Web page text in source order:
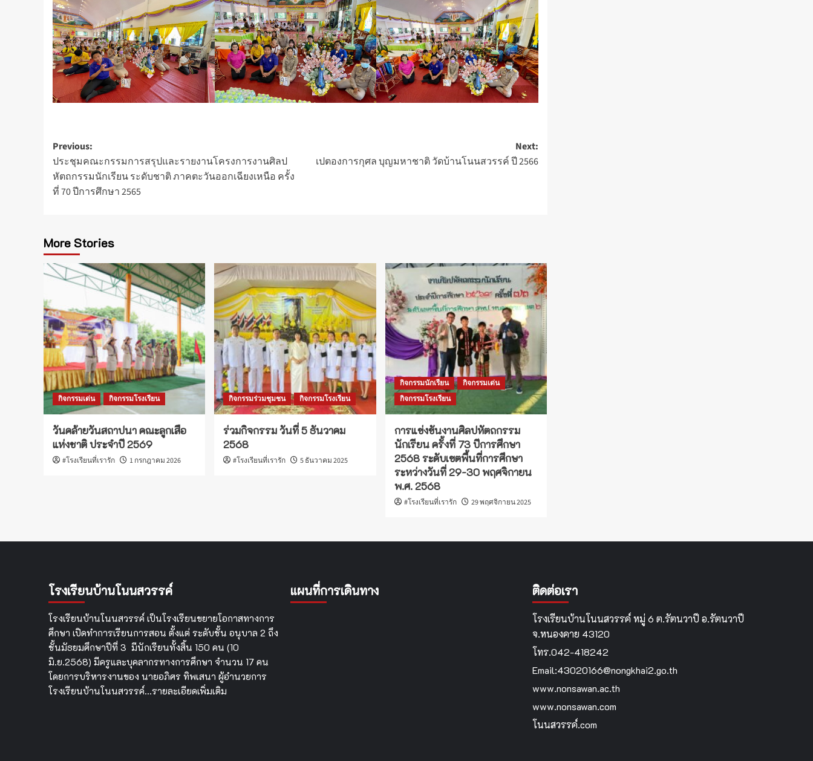
Post
navigation
Previous:
ประชุมคณะกรรมการสรุปและรายงานโครงการงานศิลป
หัตถกรรมนักเรียน ระดับชาติ ภาคตะวันออกเฉียงเหนือ ครั้ง
ที่ 70 ปีการศึกษา 2565
Next:
เปตองการกุศล บุญมหาชาติ วัดบ้านโนนสวรรค์ ปี 2566
More Stories
กิจกรรมเด่น กิจกรรมโรงเรียน
วันคล้ายวันสถาปนา คณะลูกเสือ
แห่งชาติ ประจำปี 2569
#โรงเรียนที่เรารัก 1 กรกฎาคม 2026
กิจกรรมร่วมชุมชน กิจกรรมโรงเรียน
ร่วมกิจกรรม วันที่ 5 ธันวาคม
2568
#โรงเรียนที่เรารัก 5 ธันวาคม 2025
กิจกรรมนักเรียน
กิจกรรมเด่น
กิจกรรมโรงเรียน
การแข่งขันงานศิลปหัตถกรรม
นักเรียน ครั้งที่ 73 ปีการศึกษา
2568 ระดับเขตพื้นที่การศึกษา
ระหว่างวันที่ 29-30 พฤศจิกายน
พ.ศ. 2568
#โรงเรียนที่เรารัก 29 พฤศจิกายน 2025
โรงเรียนบ้านโนนสวรรค์
โรงเรียนบ้านโนนสวรรค์ เป็นโรงเรียนขยายโอกาสทางการ
ศึกษา เปิดทำการเรียนการสอน ตั้งแต่ ระดับชั้น อนุบาล 2 ถึง
ชั้นมัธยมศึกษาปีที่ 3 มีนักเรียนทั้งสิ้น 150 คน (10
มิ.ย.2568) มีครูและบุคลากรทางการศึกษา จำนวน 17 คน
โดยการบริหารงานของ นายอภิศร ทิพเสนา ผู้อำนวยการ
โรงเรียนบ้านโนนสวรรค์…รายละเอียดเพิ่มเติม
แผนที่การเดินทาง ติดต่อเรา
โรงเรียนบ้านโนนสวรรค์ หมู่ 6 ต.รัตนวาปี อ.รัตนวาปี
จ.หนองคาย 43120
โทร.042-418242
Email:43020166@nongkhai2.go.th
www.nonsawan.ac.th
www.nonsawan.com
โนนสวรรค์.com